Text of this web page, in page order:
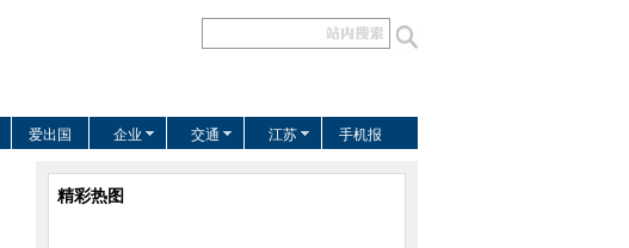
爱出国 企业 交通 江苏 手机报
精彩热图